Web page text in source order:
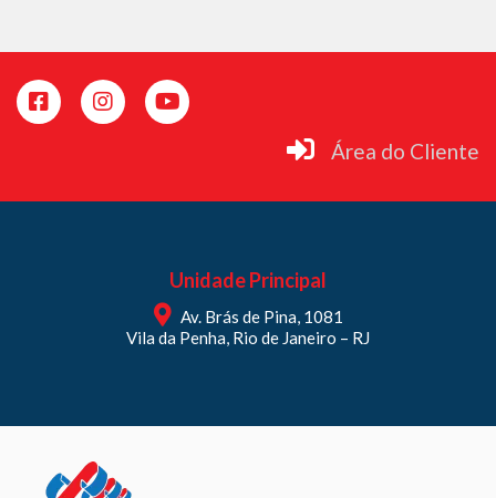
Área do Cliente
Unidade Principal
Av. Brás de Pina, 1081
Vila da Penha, Rio de Janeiro – RJ